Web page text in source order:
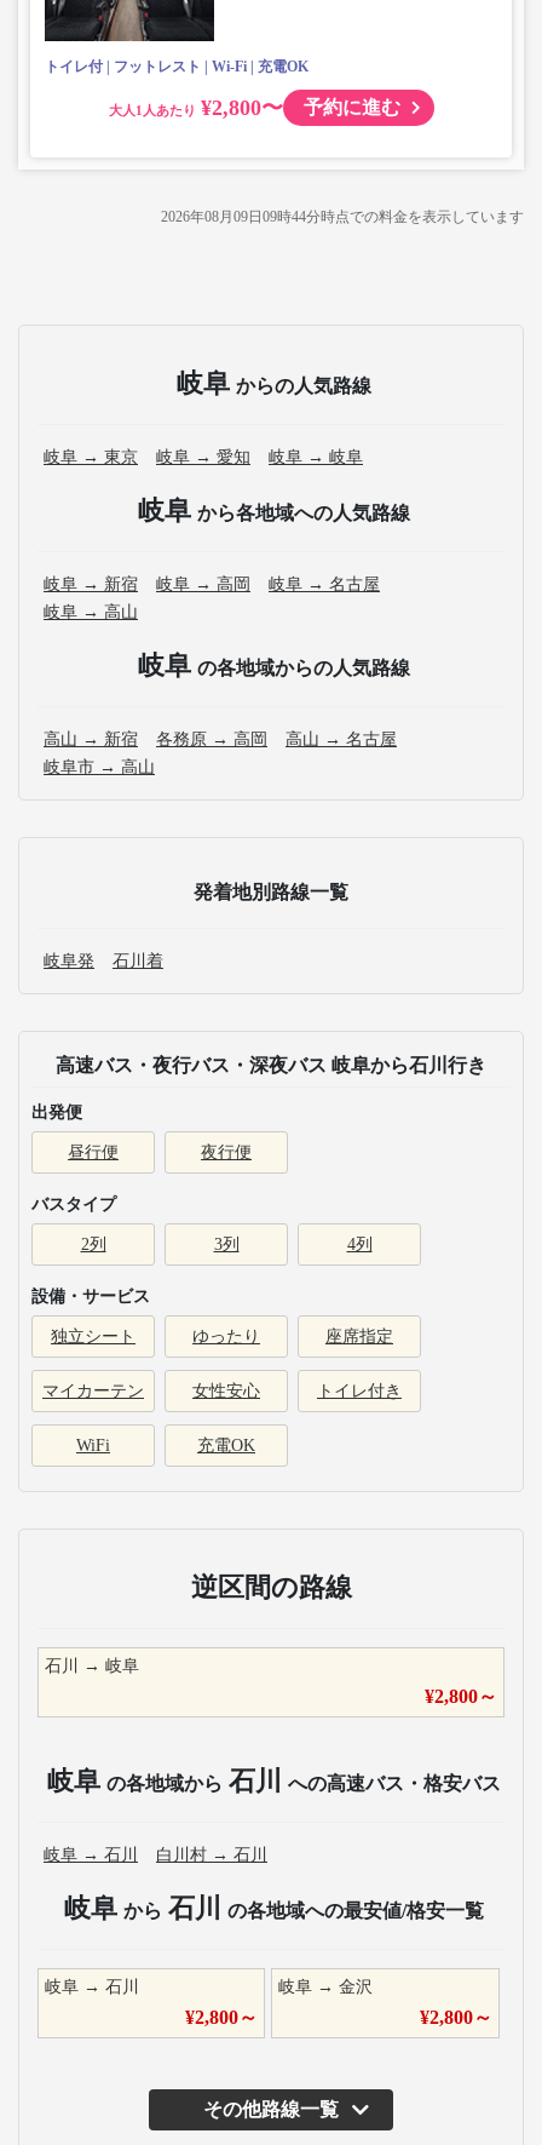
トイレ付 フットレスト Wi-Fi 充電OK
大人 ¥2,800〜 予約に進む
2026年08月09日09時44分時点での料金を表示しています
岐阜 からの人気路線
岐阜 → 東京 岐阜 → 愛知 岐阜 → 岐阜
岐阜 から各地域への人気路線
岐阜 → 新宿 岐阜 → 高岡
岐阜 → 名古屋
岐阜 → 高山
岐阜 の各地域からの人気路線
高山 → 新宿 各務原 → 高岡
高山 → 名古屋
岐阜市 → 高山
発着地別路線一覧
岐阜発 石川着
高速バス・夜行バス・深夜バス 岐阜から石川行き
出発便
昼行便 夜行便
バスタイプ
2列 3列 4列
設備・サービス
独立シート ゆったり 座席指定
マイカーテン 女性安心 トイレ付き
WiFi 充電OK
逆区間の路線
石川 → 岐阜
¥2,800～
岐阜 の各地域から 石川 への高速バス・格安バス
岐阜 → 石川 白川村 → 石川
岐阜 から 石川 の各地域への最安値/格安一覧
岐阜 → 石川
¥2,800～
岐阜 →金沢
¥2,800～
その他路線一覧